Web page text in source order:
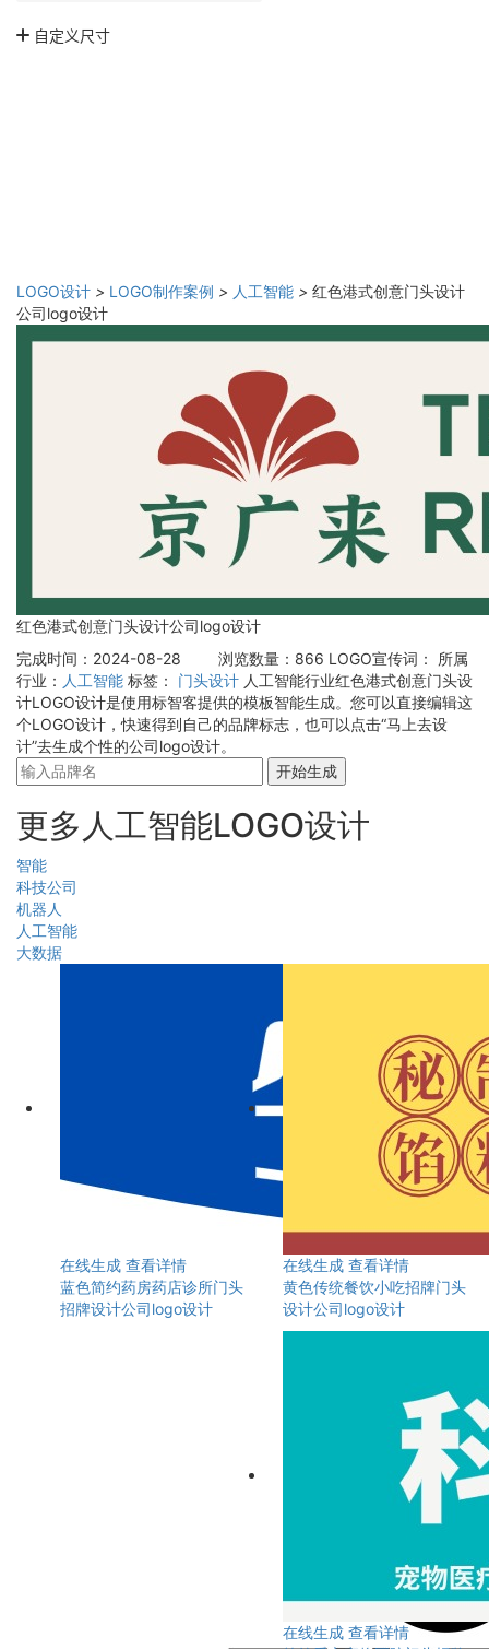
LOGO设计 > LOGO制作案例 > 人工智能 > 红色港式创意门头设计
公司logo设计
红色港式创意门头设计公司logo设计
完成时间：2024-08-28
浏览数量：866 LOGO宣传词：
所属
行业： 人工智能 标签： 门头设计 人工智能行业红色港式创意门头设
计LOGO设计是使用标智客提供的模板智能生成。您可以直接编辑这
个LOGO设计，快速得到自己的品牌标志，也可以点击“马上去设
计”去生成个性的公司logo设计。
开始生成
更多人工智能LOGO设计
智能
科技公司
机器人
人工智能
大数据
在线生成 查看详情
蓝色简约药房药店诊所门头
招牌设计公司logo设计
在线生成 查看详情
黄色传统餐饮小吃招牌门头
设计公司logo设计
在线生成 查看详情